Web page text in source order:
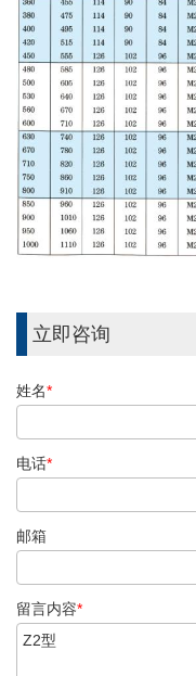
立即咨询
姓名*
电话*
邮箱
留言内容*